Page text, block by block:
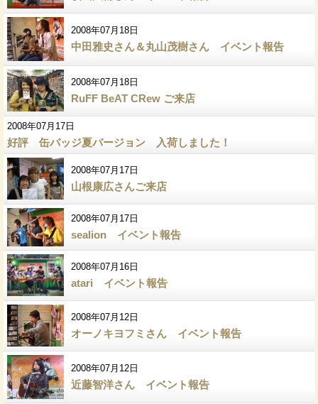
2008年07月18日
中田雅史さん＆丸山茂樹さん イベント報告
2008年07月18日
RuFF BeAT CRew ご来店
2008年07月17日
好評 缶バッジ夏バージョン 入荷しました！
2008年07月17日
山根康広さんご来店
2008年07月17日
sealion イベント報告
2008年07月16日
atari イベント報告
2008年07月12日
オーノキヨフミさん イベント報告
2008年07月12日
近藤智洋さん イベント報告